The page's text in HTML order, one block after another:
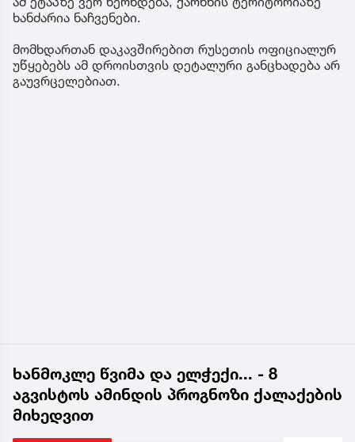
ხანძარია ნაჩვენები.
მომხდართან დაკავშირებით რუსეთის ოფიციალურ
უწყებებს ამ დროისთვის დეტალური განცხადება არ
გაუვრცელებიათ.
ხანმოკლე წვიმა და ელჭექი... - 8
აგვისტოს ამინდის პროგნოზი ქალაქების
მიხედვით